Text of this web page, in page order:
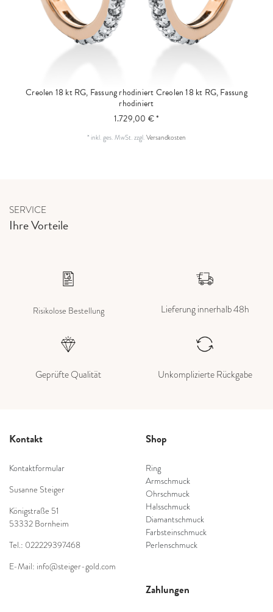
Creolen 18 kt RG, Fassung rhodiniertCreolen 18 kt RG, Fassung
rhodiniert
1.729,00 € *
* inkl. ges. MwSt.zzgl.Versandkosten
SERVICE
Ihre Vorteile
Risikolose Bestellung Lieferung innerhalb 48h
Geprüfte Qualität Unkomplizierte Rückgabe
Kontakt
Kontaktformular
Susanne Steiger
Königstraße 51
53332 Bornheim
Tel.: 022229397468
E-Mail: info@steiger-gold.com
Shop
Ring
Armschmuck
Ohrschmuck
Halsschmuck
Diamantschmuck
Farbsteinschmuck
Perlenschmuck
Zahlungen